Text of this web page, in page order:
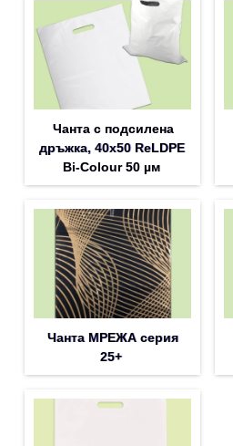
Чанта с подсилена
дръжка, 40х50 ReLDPE
Bi-Colour 50 µм
Чанта МРЕЖА серия
25+